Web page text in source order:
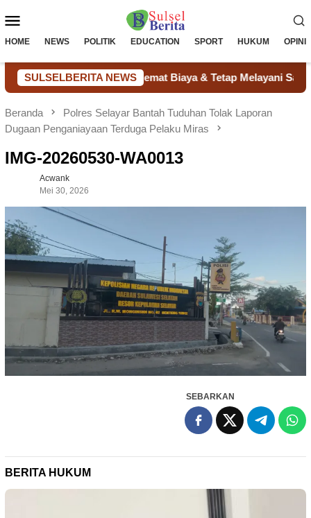
ke
Mobile
HOME NEWS POLITIK EDUCATION SPORT HUKUM OPINI
SULSELBERITA NEWS
Bantu Puskesmas Hemat Biaya & Tetap Melayani Saat Listrik
Beranda
Polres Selayar Bantah Tuduhan Tolak Laporan
Dugaan Penganiayaan Terduga Pelaku Miras
IMG-20260530-WA0013
Acwank
Mei 30, 2026
SEBARKAN
BERITA HUKUM